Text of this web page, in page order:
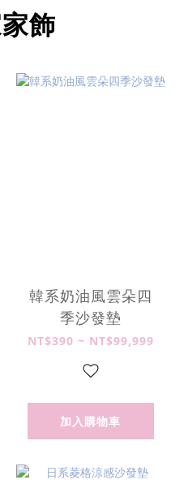
飾
韓系奶油風雲朵四
季沙發墊
NT$390 ~ NT$99,999
加入購物車